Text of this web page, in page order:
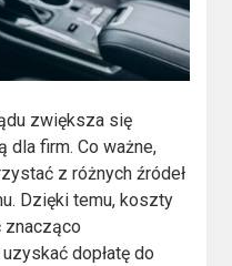
zwiększa się
firm. Co ważne,
z różnych źródeł
Dzięki temu, koszty
znacząco
dopłatę do